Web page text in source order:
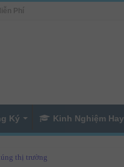
Phí
Ký Kinh Nghiệm Hay
thị trường